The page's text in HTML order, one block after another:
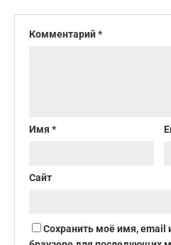
Комментарий*
Имя *
Сайт
Сохранить моё имя, email